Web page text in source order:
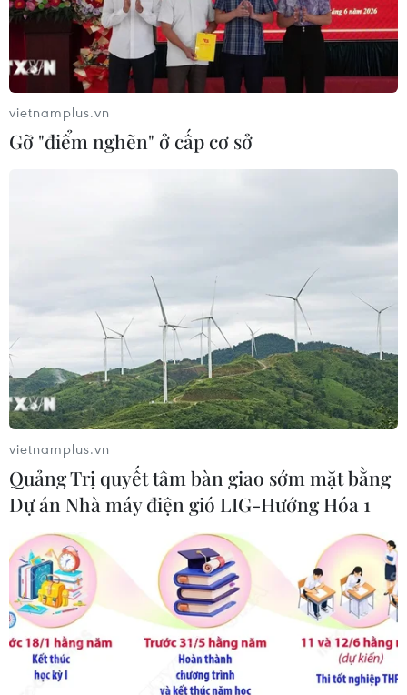
TIN CÙNG CHUYÊN MỤC
Metro Nhổn-Ga Hà Nội đã “cõng”
khai thác
08/08/2026 02:13
Cảnh sát giao thông triển khai chiến
dịch nâng cao kỹ năng lái xe môtô, xe
gắn máy
vietnamplus.vn
Gỡ "điểm nghẽn" ở cấp cơ sở
vietnamplus.vn
Quảng Trị quyết tâm bàn giao sớm mặt bằng
Dự án Nhà máy điện gió LIG-Hướng Hóa 1